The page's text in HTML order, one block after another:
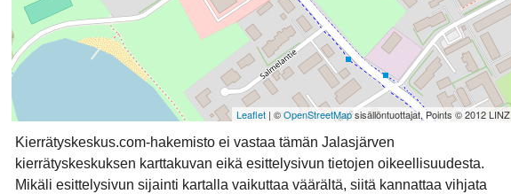
Leaflet | ©OpenStreetMapsisällöntuottajat, Points © 2012 LINZ
Kierrätyskeskus.com-hakemisto ei vastaa tämän Jalasjärven
kierrätyskeskuksen karttakuvan eikä esittelysivun tietojen oikeellisuudesta.
Mikäli esittelysivun sijainti kartalla vaikuttaa väärältä, siitä kannattaa vihjata